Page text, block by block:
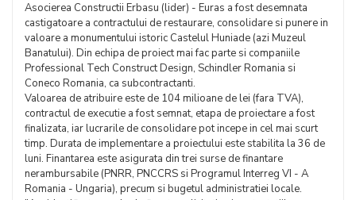
Asocierea Constructii Erbasu (lider) - Euras a fost desemnata
castigatoare a contractului de restaurare, consolidare si punere in
valoare a monumentului istoric Castelul Huniade (azi Muzeul
Banatului). Din echipa de proiect mai fac parte si companiile
Professional Tech Construct Design, Schindler Romania si
Coneco Romania, ca subcontractanti.
Valoarea de atribuire este de 104 milioane de lei (fara TVA),
contractul de executie a fost semnat, etapa de proiectare a fost
finalizata, iar lucrarile de consolidare pot incepe in cel mai scurt
timp. Durata de implementare a proiectului este stabilita la 36 de
luni. Finantarea este asigurata din trei surse de finantare
nerambursabile (PNRR, PNCCRS si Programul Interreg VI - A
Romania - Ungaria), precum si bugetul administratiei locale.